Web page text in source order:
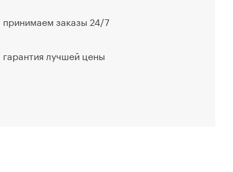
принимаем заказы 24/7
гарантия лучшей цены